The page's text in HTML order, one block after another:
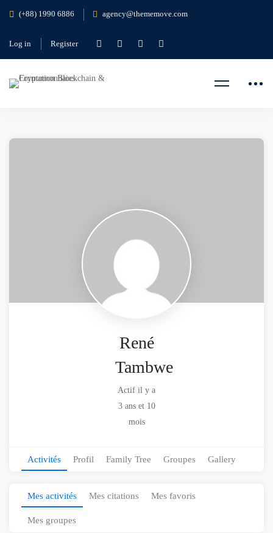
(+88) 1990 6886 agency@thememove.com
Log in Register
René
Tambwe
Actif il y a
3 ans et 10
mois
Activités Profil Family Tree Groupes Gallery
Mes activités Mes citations Mes favoris
Mes groupes